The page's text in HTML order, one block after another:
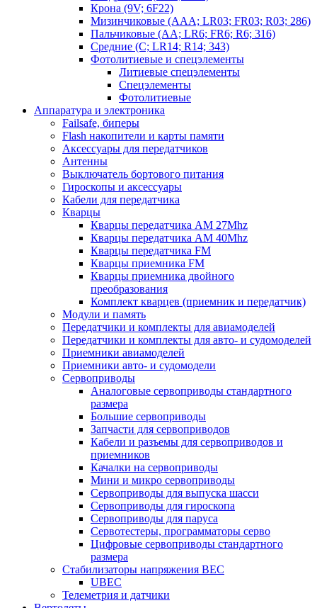
Крона (9V; 6F22)
Мизинчиковые (AAA; LR03; FR03; R03; 286)
Пальчиковые (AA; LR6; FR6; R6; 316)
Средние (C; LR14; R14; 343)
Фотолитиевые и спецэлементы
Литиевые спецэлементы
Спецэлементы
Фотолитиевые
Аппаратура и электроника
Failsafe, биперы
Flash накопители и карты памяти
Аксессуары для передатчиков
Антенны
Выключатель бортового питания
Гироскопы и аксессуары
Кабели для передатчика
Кварцы
Кварцы передатчика AM 27Mhz
Кварцы передатчика AM 40Mhz
Кварцы передатчика FM
Кварцы приемника FM
Кварцы приемника двойного
преобразования
Комплект кварцев (приемник и передатчик)
Модули и память
Передатчики и комплекты для авиамоделей
Передатчики и комплекты для авто- и судомоделей
Приемники авиамоделей
Приемники авто- и судомодели
Сервоприводы
Аналоговые сервоприводы стандартного
размера
Большие сервоприводы
Запчасти для сервоприводов
Кабели и разъемы для сервоприводов и
приемников
Качалки на сервоприводы
Мини и микро сервоприводы
Сервоприводы для выпуска шасси
Сервоприводы для гироскопа
Сервоприводы для паруса
Сервотестеры, программаторы серво
Цифровые сервоприводы стандартного
размера
Стабилизаторы напряжения BEC
UBEC
Телеметрия и датчики